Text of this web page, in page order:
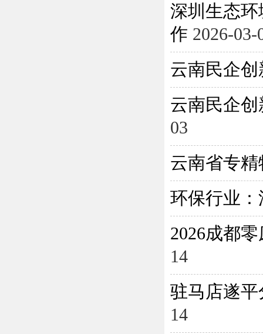
深圳生态
作 2026-03-
云南民企
云南民企
03
云南省专
环保行业
2026成都
14
驻马店遂平
14